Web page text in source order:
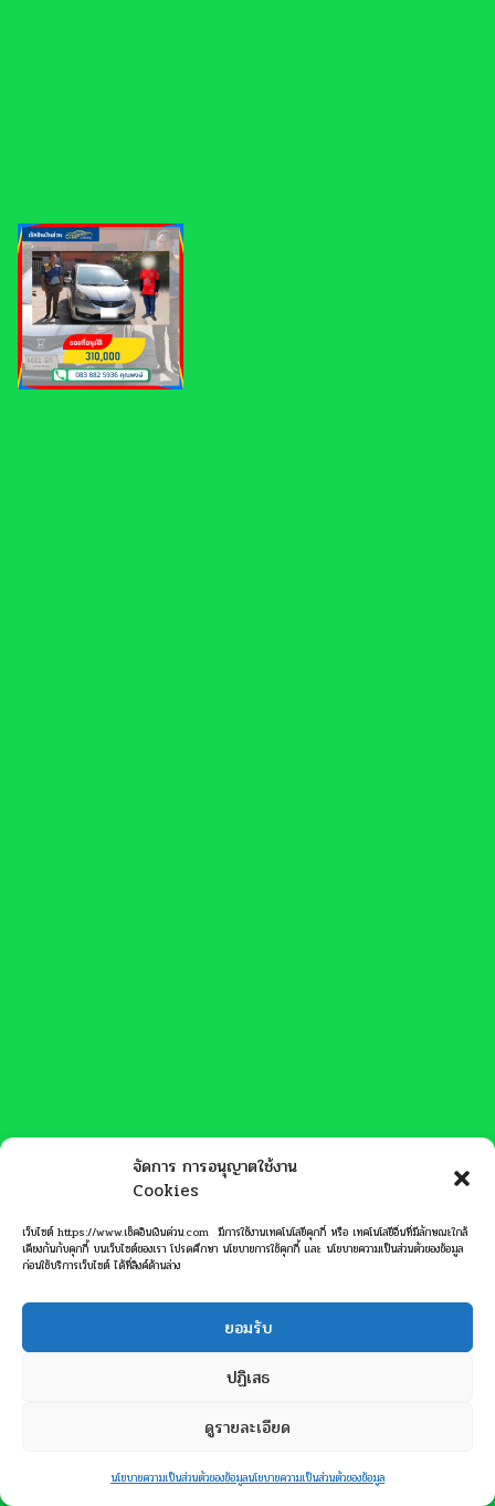
จัดการ การอนุญาตใช้งาน
Cookies
เว็บไซต์ https://www.เช็คอินเงินด่วน.com มีการใช้งานเทคโนโลยีคุกกี้ หรือ เทคโนโลยีอื่นที่มีลักษณะใกล้
เคียงกันกับคุกกี้ บนเว็บไซต์ของเรา โปรดศึกษา นโยบายการใช้คุกกี้ และ นโยบายความเป็นส่วนตัวของข้อมูล
ก่อนใช้บริการเว็บไซต์ ได้ที่ลิงค์ด้านล่าง
ยอมรับ
ปฏิเสธ
ดูรายละเอียด
นโยบายความเป็นส่วนตัวของข้อมูลนโยบายความเป็นส่วนตัวของข้อมูล